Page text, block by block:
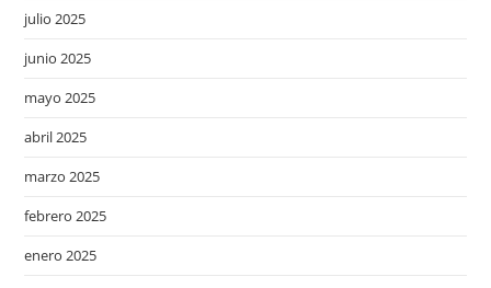
julio 2025
junio 2025
mayo 2025
abril 2025
marzo 2025
febrero 2025
enero 2025